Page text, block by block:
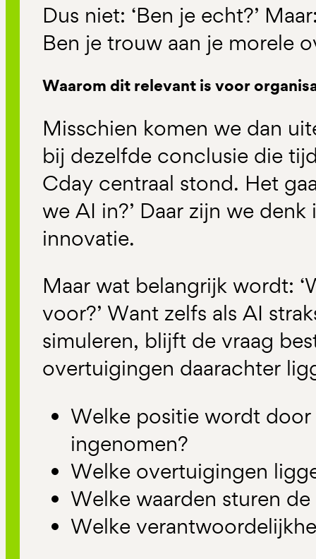
Dus niet: ‘Ben je echt?’
Ben je trouw aan je morele
Waarom dit relevant is voor
Misschien komen we dan
bij dezelfde conclusie die
Cday centraal stond. Het
we AI in?’ Daar zijn we
innovatie.
Maar wat belangrijk wordt:
voor?’ Want zelfs als AI
simuleren, blijft de vraag
overtuigingen daarachter
Welke positie wordt door
ingenomen?
Welke overtuigingen
Welke waarden sturen de
Welke